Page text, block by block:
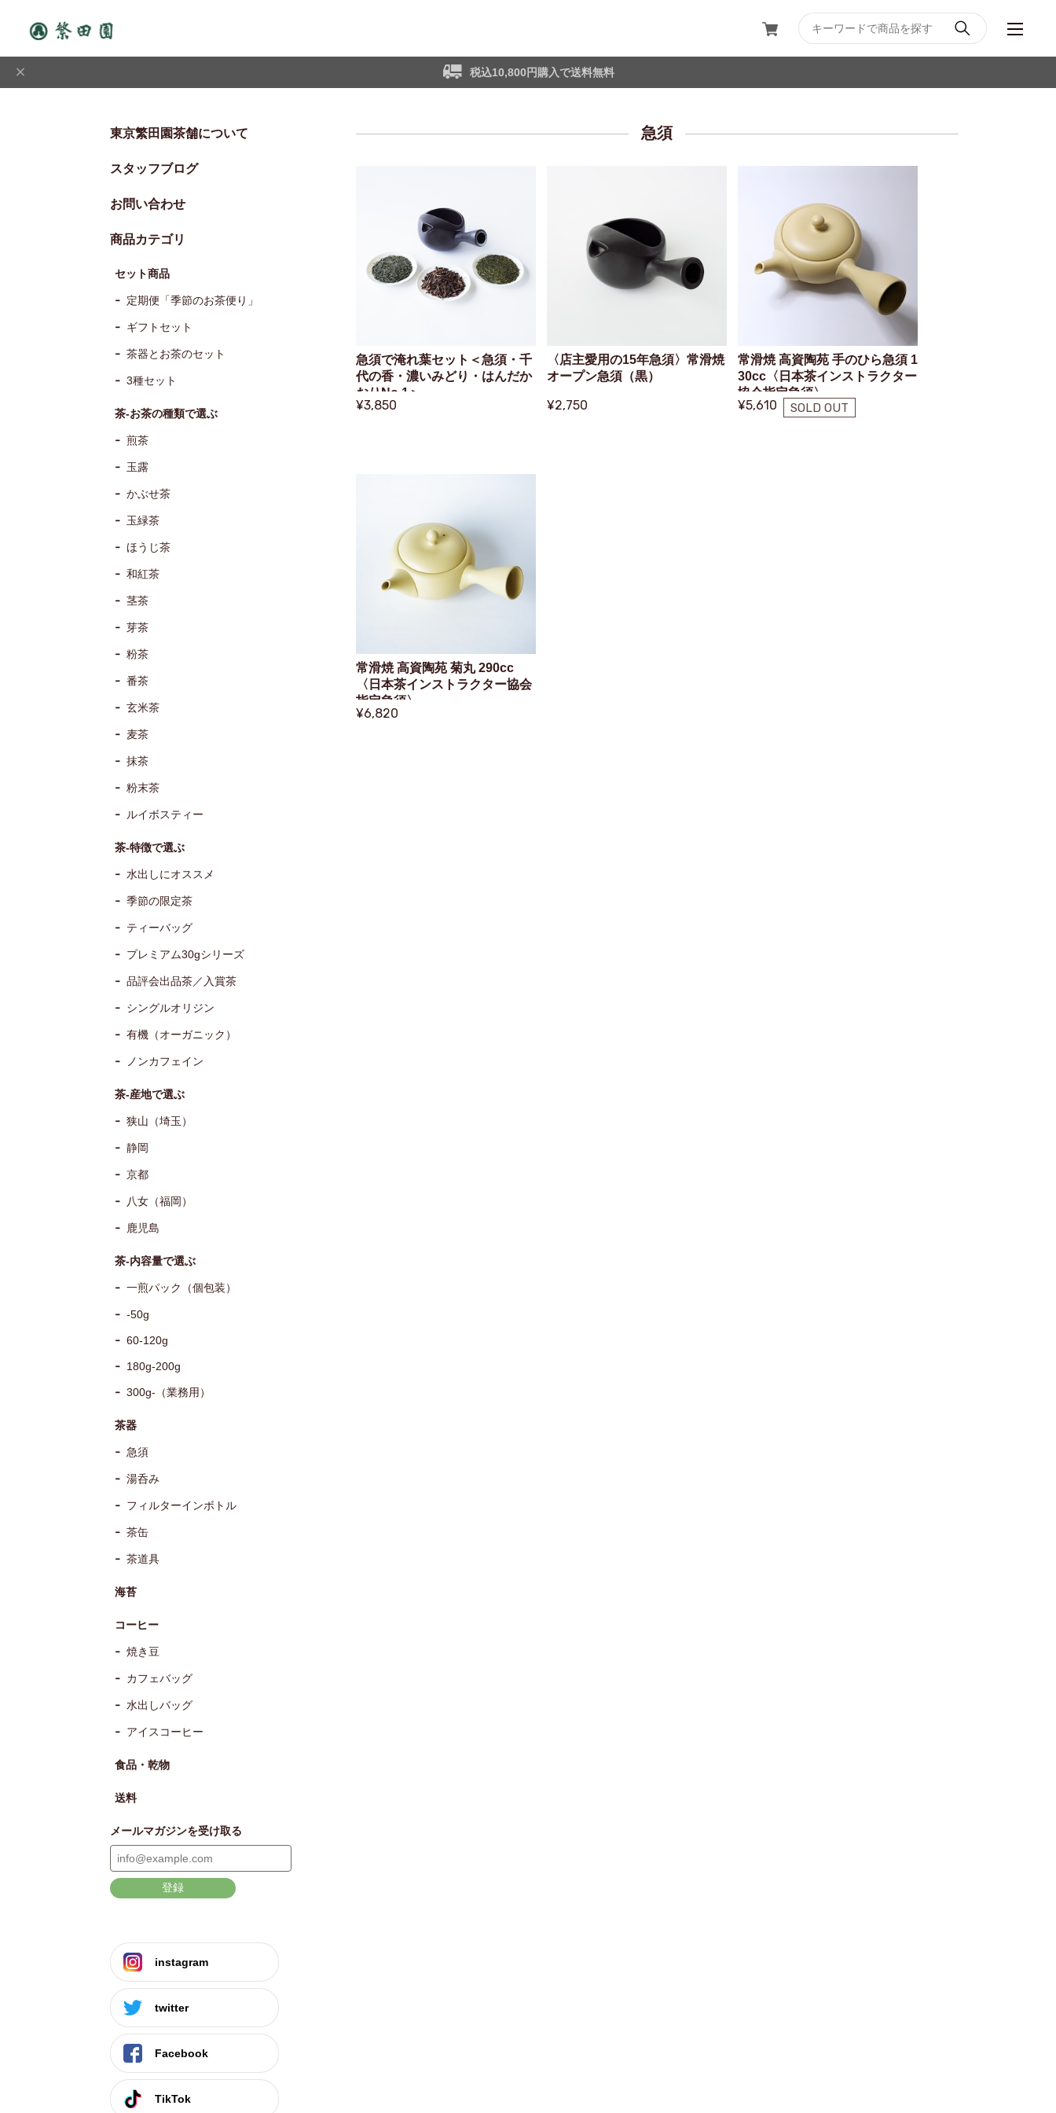
税込10,800円購入で送料無料
東京繁田園茶舗について
スタッフブログ
お問い合わせ
商品カテゴリ
セット商品
定期便「季節のお茶便り」
ギフトセット
茶器とお茶のセット
3種セット
茶-お茶の種類で選ぶ
煎茶
玉露
かぶせ茶
玉緑茶
ほうじ茶
和紅茶
茎茶
芽茶
粉茶
番茶
玄米茶
麦茶
抹茶
粉末茶
ルイボスティー
茶-特徴で選ぶ
水出しにオススメ
季節の限定茶
ティーバッグ
プレミアム30gシリーズ
品評会出品茶／入賞茶
シングルオリジン
有機（オーガニック）
ノンカフェイン
茶-産地で選ぶ
狭山（埼玉）
静岡
京都
八女（福岡）
鹿児島
茶-内容量で選ぶ
一煎パック（個包装）
-50g
60-120g
180g-200g
300g-（業務用）
茶器
急須
湯呑み
フィルターインボトル
茶缶
茶道具
海苔
コーヒー
焼き豆
カフェバッグ
水出しバッグ
アイスコーヒー
食品・乾物
送料
メールマガジンを受け取る
登録
instagram
twitter
Facebook
TikTok
急須
急須で淹れ葉セット＜急須・千
代の香・濃いみどり・はんだか
おりNo.1＞
¥3,850
〈店主愛用の15年急須〉常滑焼
オープン急須（黒）
¥2,750
常滑焼 高資陶苑 手のひら急須 1
30cc〈日本茶インストラクター
協会指定急須〉
¥5,610 SOLD OUT
常滑焼 高資陶苑 菊丸 290cc
〈日本茶インストラクター協会
指定急須〉
¥6,820